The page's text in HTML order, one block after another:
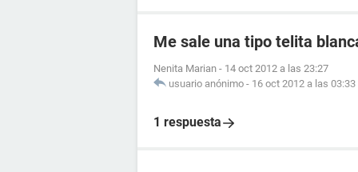
Me sale una tipo telita
Nenita Marian - 14 oct 2012 a las 23:27
usuario anónimo - 16 oct 2012 a las 03:33
1 respuesta